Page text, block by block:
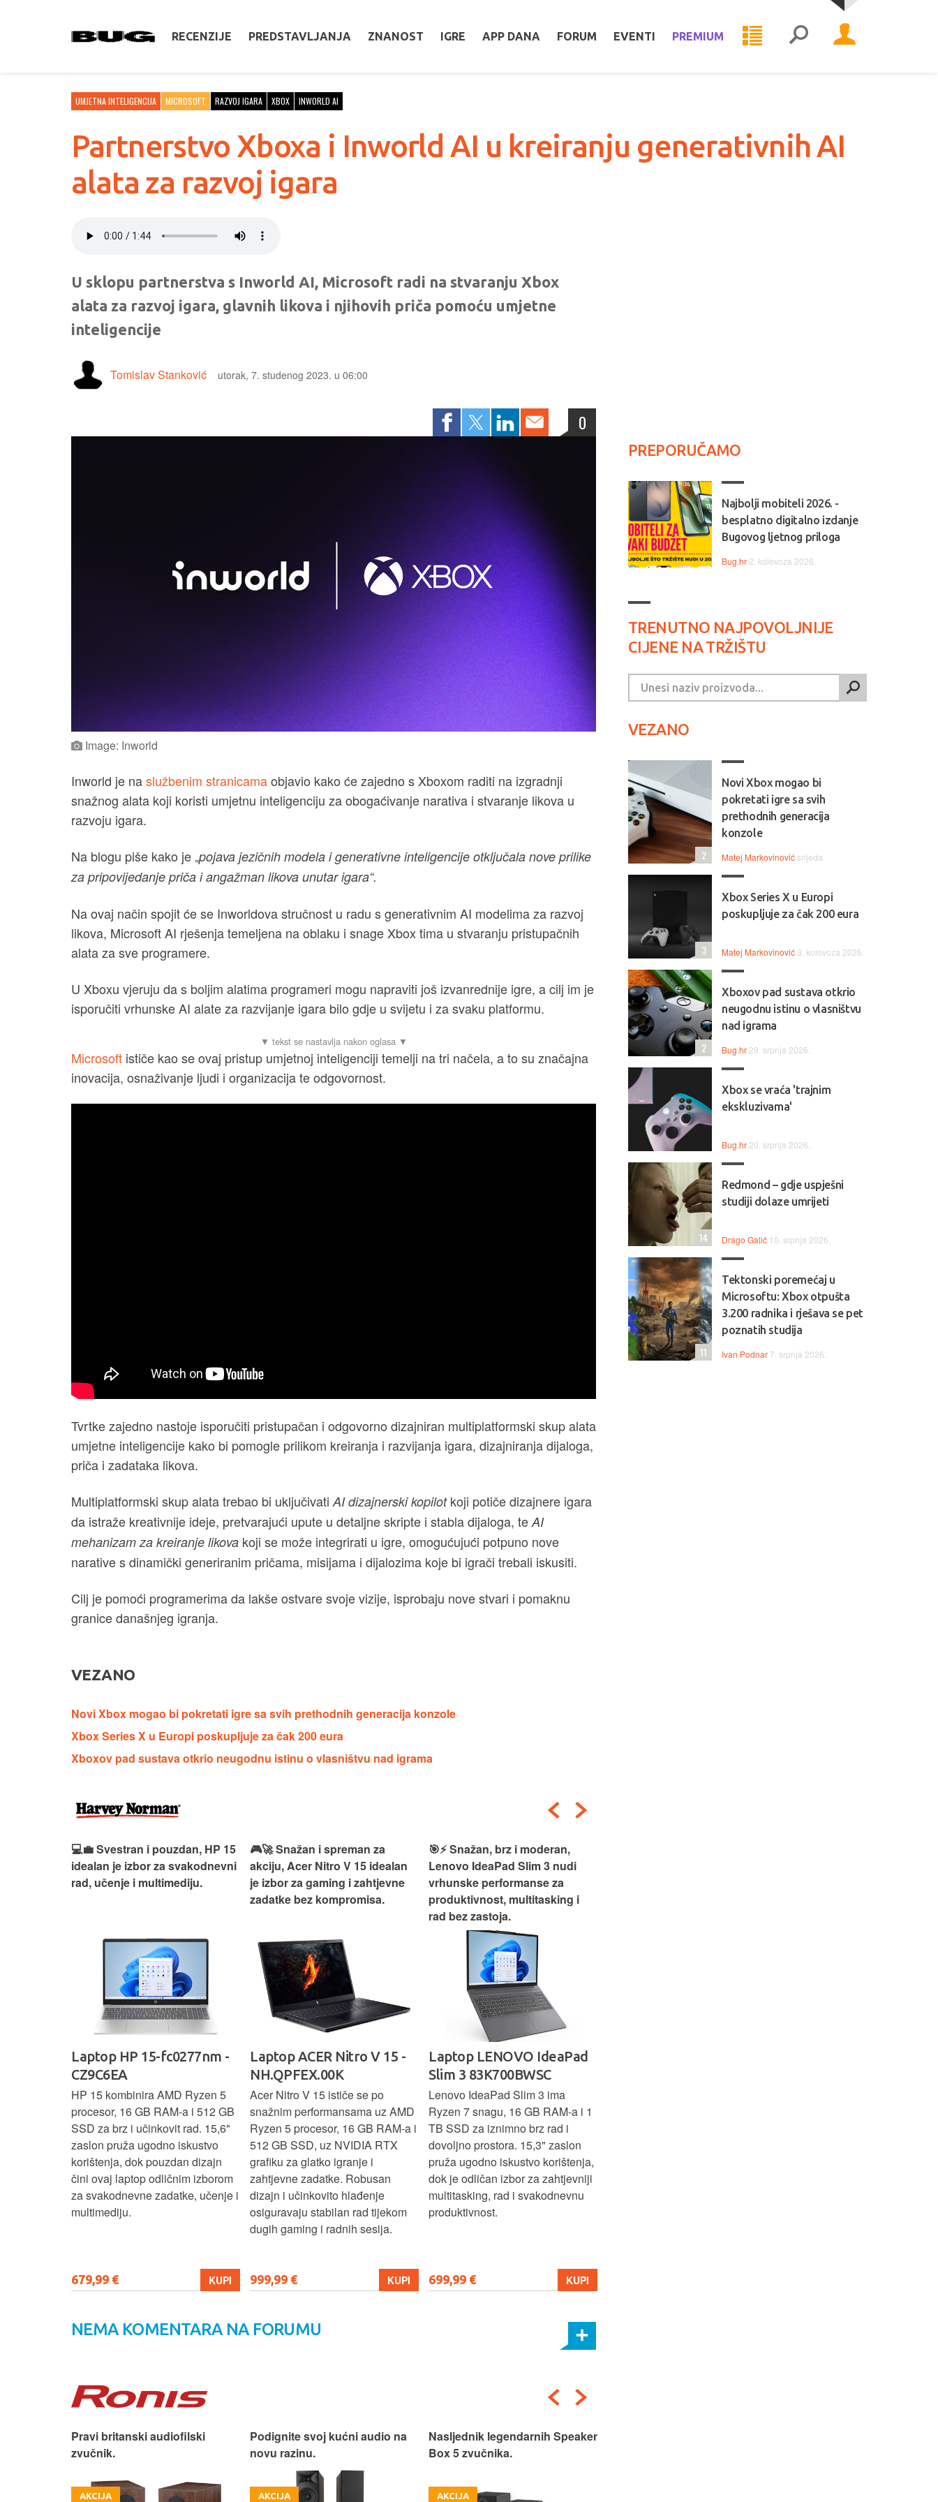
RECENZIJE PREDSTAVLJANJA ZNANOST IGRE APP DANA FORUM EVENTI PREMIUM
UMJETNA INTELIGENCIJA MICROSOFT RAZVOJ IGARA XBOX INWORLD AI
Partnerstvo Xboxa i Inworld AI u kreiranju generativnih AI
alata za razvoj igara
U sklopu partnerstva s Inworld AI, Microsoft radi na stvaranju Xbox
alata za razvoj igara, glavnih likova i njihovih priča pomoću umjetne
inteligencije
Tomislav Stanković utorak, 7. studenog 2023. u 06:00
0
Image: Inworld
Inworld je naslužbenim stranicamaobjavio kako će zajedno s Xboxom raditi na izgradnji
snažnog alata koji koristi umjetnu inteligenciju za obogaćivanje narativa i stvaranje likova u
razvoju igara.
Na blogu piše kako je „pojava jezičnih modela i generativne inteligencije otključala nove prilike
za pripovijedanje priča i angažman likova unutar igara“.
Na ovaj način spojit će se Inworldova stručnost u radu s generativnim AI modelima za razvoj
likova, Microsoft AI rješenja temeljena na oblaku i snage Xbox tima u stvaranju pristupačnih
alata za sve programere.
U Xboxu vjeruju da s boljim alatima programeri mogu napraviti još izvanrednije igre, a cilj im je
isporučiti vrhunske AI alate za razvijanje igara bilo gdje u svijetu i za svaku platformu.
Microsoft ističe kao se ovaj pristup umjetnoj inteligenciji temelji na tri načela, a to su značajna
inovacija, osnaživanje ljudi i organizacija te odgovornost.
Tvrtke zajedno nastoje isporučiti pristupačan i odgovorno dizajniran multiplatformski skup alata
umjetne inteligencije kako bi pomogle prilikom kreiranja i razvijanja igara, dizajniranja dijaloga,
priča i zadataka likova.
Multiplatformski skup alata trebao bi uključivatiAI dizajnerski kopilotkoji potiče dizajnere igara
da istraže kreativnije ideje, pretvarajući upute u detaljne skripte i stabla dijaloga, teAI
mehanizam za kreiranje likova koji se može integrirati u igre, omogućujući potpuno nove
narative s dinamički generiranim pričama, misijama i dijalozima koje bi igrači trebali iskusiti.
Cilj je pomoći programerima da lakše ostvare svoje vizije, isprobaju nove stvari i pomaknu
granice današnjeg igranja.
VEZANO
Novi Xbox mogao bi pokretati igre sa svih prethodnih generacija konzole
Xbox Series X u Europi poskupljuje za čak 200 eura
Xboxov pad sustava otkrio neugodnu istinu o vlasništvu nad igrama
💻💼 Svestran i pouzdan, HP 15
idealan je izbor za svakodnevni
rad, učenje i multimediju.
Laptop HP 15-fc0277nm -
CZ9C6EA
HP 15 kombinira AMD Ryzen 5
procesor, 16 GB RAM-a i 512 GB
SSD za brz i učinkovit rad. 15,6"
zaslon pruža ugodno iskustvo
korištenja, dok pouzdan dizajn
čini ovaj laptop odličnim izborom
za svakodnevne zadatke, učenje i
multimediju.
679,99 € KUPI
🎮🚀 Snažan i spreman za
akciju, Acer Nitro V 15 idealan
je izbor za gaming i zahtjevne
zadatke bez kompromisa.
Laptop ACER Nitro V 15 -
NH.QPFEX.00K
Acer Nitro V 15 ističe se po
snažnim performansama uz AMD
Ryzen 5 procesor, 16 GB RAM-a i
512 GB SSD, uz NVIDIA RTX
grafiku za glatko igranje i
zahtjevne zadatke. Robusan
dizajn i učinkovito hlađenje
osiguravaju stabilan rad tijekom
dugih gaming i radnih sesija.
999,99 € KUPI
🎯⚡ Snažan, brz i moderan,
Lenovo IdeaPad Slim 3 nudi
vrhunske performanse za
produktivnost, multitasking i
rad bez zastoja.
Laptop LENOVO IdeaPad
Slim 3 83K700BWSC
Lenovo IdeaPad Slim 3 ima
Ryzen 7 snagu, 16 GB RAM-a i 1
TB SSD za iznimno brz rad i
dovoljno prostora. 15,3" zaslon
pruža ugodno iskustvo korištenja,
dok je odličan izbor za zahtjevniji
multitasking, rad i svakodnevnu
produktivnost.
699,99 € KUPI
NEMA KOMENTARA NA FORUMU
Pravi britanski audiofilski
zvučnik.
AKCIJA
Podignite svoj kućni audio na
novu razinu.
AKCIJA
Nasljednik legendarnih Speaker
Box 5 zvučnika.
AKCIJA
PREPORUČAMO
Najbolji mobiteli 2026. -
besplatno digitalno izdanje
Bugovog ljetnog priloga
Bug.hr 2. kolovoza 2026.
TRENUTNO NAJPOVOLJNIJE
CIJENE NA TRŽIŠTU
VEZANO
Novi Xbox mogao bi
pokretati igre sa svih
prethodnih generacija
konzole
Matej Markovinović srijeda
2
Xbox Series X u Europi
poskupljuje za čak 200 eura
Matej Markovinović 3. kolovoza 2026.
3
Xboxov pad sustava otkrio
neugodnu istinu o vlasništvu
nad igrama
Bug.hr 29. srpnja 2026.
2
Xbox se vraća 'trajnim
ekskluzivama'
Bug.hr 20. srpnja 2026.
Redmond – gdje uspješni
studiji dolaze umrijeti
Drago Galić 10. srpnja 2026.
14
Tektonski poremećaj u
Microsoftu: Xbox otpušta
3.200 radnika i rješava se pet
poznatih studija
Ivan Podnar 7. srpnja 2026.
11